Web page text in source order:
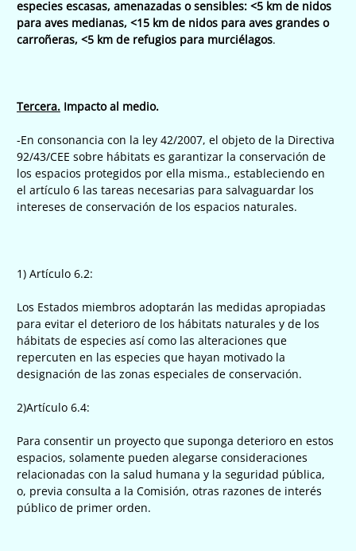
especies escasas, amenazadas o sensibles: <5 km de nidos
para aves medianas, <15 km de nidos para aves grandes o
carroñeras, <5 km de refugios para murciélagos.
Tercera. Impacto al medio.
-En consonancia con la ley 42/2007, el objeto de la Directiva
92/43/CEE sobre hábitats es garantizar la conservación de
los espacios protegidos por ella misma., estableciendo en
el artículo 6 las tareas necesarias para salvaguardar los
intereses de conservación de los espacios naturales.
1) Artículo 6.2:
Los Estados miembros adoptarán las medidas apropiadas
para evitar el deterioro de los hábitats naturales y de los
hábitats de especies así como las alteraciones que
repercuten en las especies que hayan motivado la
designación de las zonas especiales de conservación.
2)Artículo 6.4:
Para consentir un proyecto que suponga deterioro en estos
espacios, solamente pueden alegarse consideraciones
relacionadas con la salud humana y la seguridad pública,
o, previa consulta a la Comisión, otras razones de interés
público de primer orden.